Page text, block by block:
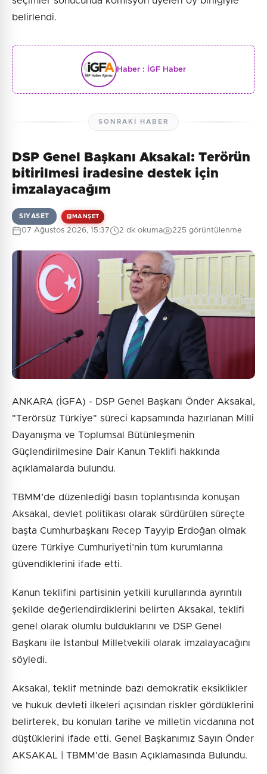
belirlendi.
Haber : İGF Haber
SONRAKI HABER
DSP Genel Başkanı Aksakal: Terörün
bitirilmesi iradesine destek için
imzalayacağım
SIYASET MANŞET
07 Ağustos 2026, 15:37 2 dk okuma 225 görüntülenme
ANKARA (İGFA) - DSP Genel Başkanı Önder Aksakal,
"Terörsüz Türkiye" süreci kapsamında hazırlanan Milli
Dayanışma ve Toplumsal Bütünleşmenin
Güçlendirilmesine Dair Kanun Teklifi hakkında
açıklamalarda bulundu.
TBMM’de düzenlediği basın toplantısında konuşan
Aksakal, devlet politikası olarak sürdürülen süreçte
başta Cumhurbaşkanı Recep Tayyip Erdoğan olmak
üzere Türkiye Cumhuriyeti’nin tüm kurumlarına
güvendiklerini ifade etti.
Kanun teklifini partisinin yetkili kurullarında ayrıntılı
şekilde değerlendirdiklerini belirten Aksakal, teklifi
genel olarak olumlu bulduklarını ve DSP Genel
Başkanı ile İstanbul Milletvekili olarak imzalayacağını
söyledi.
Aksakal, teklif metninde bazı demokratik eksiklikler
ve hukuk devleti ilkeleri açısından riskler gördüklerini
belirterek, bu konuları tarihe ve milletin vicdanına not
düştüklerini ifade etti. Genel Başkanımız Sayın Önder
AKSAKAL | TBMM'de Basın Açıklamasında Bulundu.